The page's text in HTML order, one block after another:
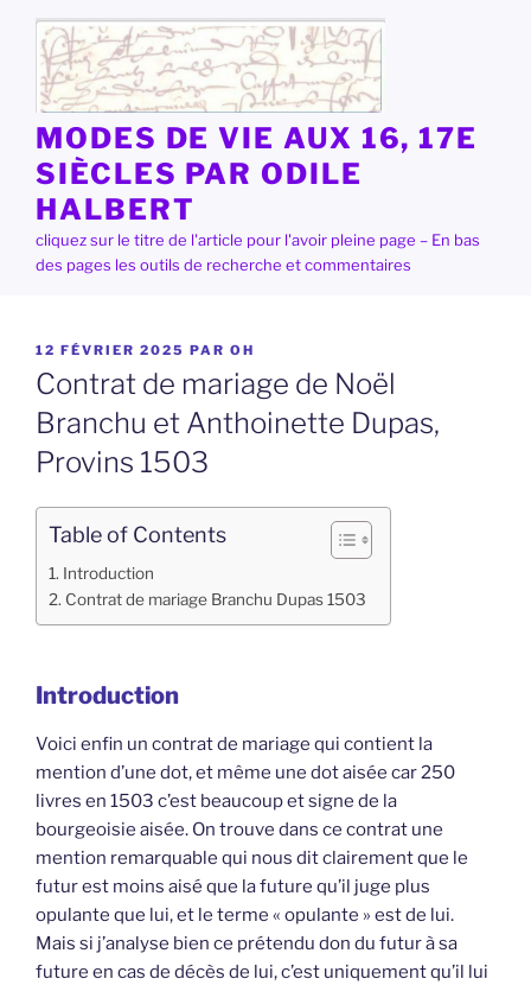
contenu
principal
MODES DE VIE AUX 16, 17E
SIÈCLES PAR ODILE
HALBERT
cliquez sur le titre de l'article pour l'avoir pleine page – En bas
des pages les outils de recherche et commentaires
PUBLIÉ
LE
12 FÉVRIER 2025 PAR OH
Contrat de mariage de Noël
Branchu et Anthoinette Dupas,
Provins 1503
Table of Contents
Introduction
Contrat de mariage Branchu Dupas 1503
Introduction
Voici enfin un contrat de mariage qui contient la
mention d’une dot, et même une dot aisée car 250
livres en 1503 c’est beaucoup et signe de la
bourgeoisie aisée. On trouve dans ce contrat une
mention remarquable qui nous dit clairement que le
futur est moins aisé que la future qu’il juge plus
opulante que lui, et le terme « opulante » est de lui.
Mais si j’analyse bien ce prétendu don du futur à sa
future en cas de décès de lui, c’est uniquement qu’il lui